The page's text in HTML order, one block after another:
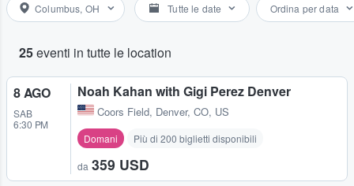
Columbus, OH Tutte le date Ordina per data
25eventi in tutte le location
8 AGO
SAB
6:30 PM
Noah Kahan with Gigi Perez Denver
Coors Field, Denver, CO, US
Domani Più di 200 biglietti disponibili
da 359 USD